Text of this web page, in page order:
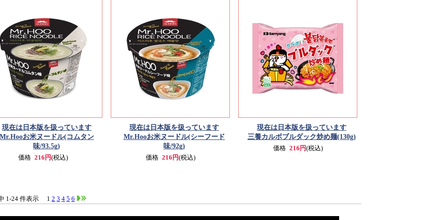
現在は日本版を扱っています
お米ヌードル(コムタン
味/93.5g)
価格 216円(税込)
現在は日本版を扱っています
Mr.Hooお米ヌードル(シーフード
味/92g)
価格 216円(税込)
現在は日本版を扱っています
三養カルボブルダック炒め麺(130g)
価格 216円(税込)
1-24 件表示 1 2 3 4 5 6